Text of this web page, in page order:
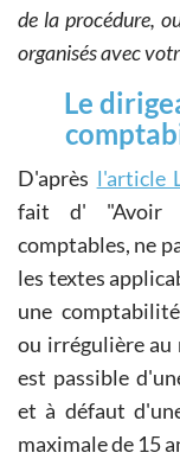
de la procédure,
organisés avec
Le
D'après l'article
fait d'
Avoir
comptables, ne
les textes
une
ou irrégulière au
est passible
et à défaut
maximale de 15